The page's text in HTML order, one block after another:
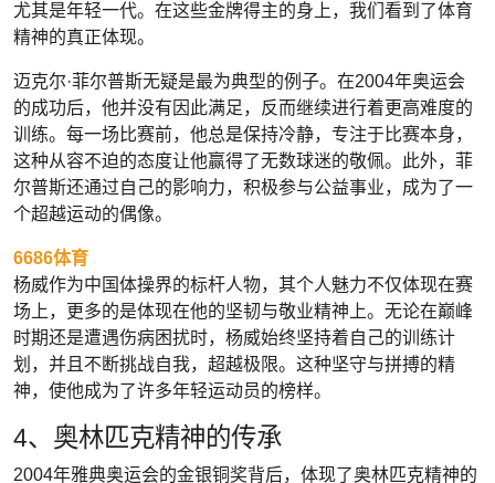
尤其是年轻一代。在这些金牌得主的身上，我们看到了体育
精神的真正体现。
迈克尔·菲尔普斯无疑是最为典型的例子。在2004年奥运会
的成功后，他并没有因此满足，反而继续进行着更高难度的
训练。每一场比赛前，他总是保持冷静，专注于比赛本身，
这种从容不迫的态度让他赢得了无数球迷的敬佩。此外，菲
尔普斯还通过自己的影响力，积极参与公益事业，成为了一
个超越运动的偶像。
6686体育
杨威作为中国体操界的标杆人物，其个人魅力不仅体现在赛
场上，更多的是体现在他的坚韧与敬业精神上。无论在巅峰
时期还是遭遇伤病困扰时，杨威始终坚持着自己的训练计
划，并且不断挑战自我，超越极限。这种坚守与拼搏的精
神，使他成为了许多年轻运动员的榜样。
4、奥林匹克精神的传承
2004年雅典奥运会的金银铜奖背后，体现了奥林匹克精神的